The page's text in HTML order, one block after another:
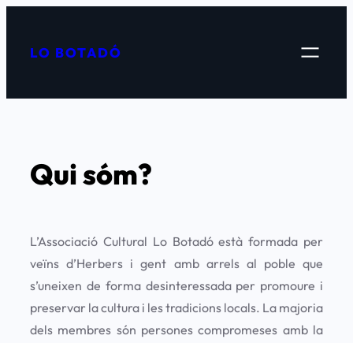
contingut
LO BOTADÓ
Qui sóm?
L’Associació Cultural Lo Botadóestà formada per
veïns d’Herbers i gent amb arrels al poble que
s’uneixen de forma desinteressada per promoure i
preservar la cultura i les tradicions locals. La majoria
dels membres són persones compromeses amb la